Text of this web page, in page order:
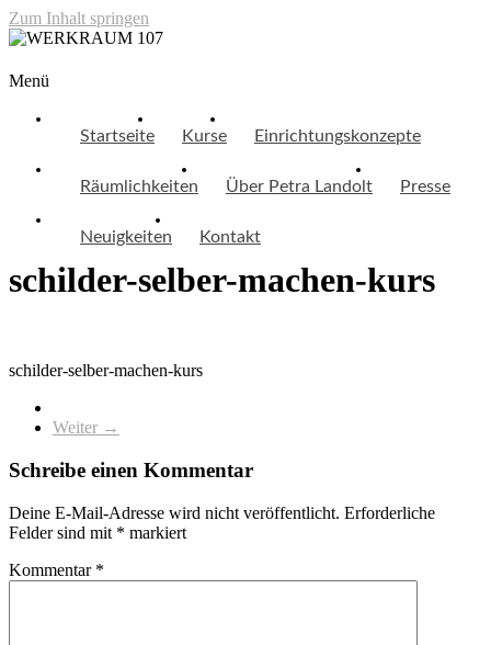
Zum Inhalt springen
WERKRAUM 107
Menü
Startseite Kurse Einrichtungskonzepte
Räumlichkeiten Über Petra Landolt Presse
Neuigkeiten Kontakt
schilder-selber-machen-kurs
schilder-selber-machen-kurs
Weiter →
Schreibe einen Kommentar
Deine E-Mail-Adresse wird nicht veröffentlicht. Erforderliche
Felder sind mit * markiert
Kommentar *